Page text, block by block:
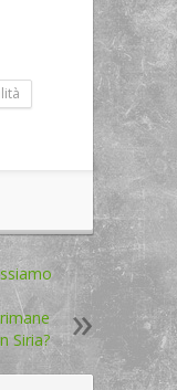
Siria?